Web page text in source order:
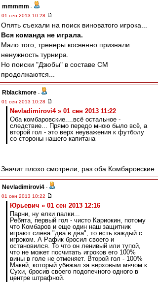
mmmmm -
01 сен 2013 10:28
Опять съехали на поиск виноватого игрока...
Вся команда не играла.
Мало того, тренеры косвенно признали
ненужность турнира.
Но поиски "Дзюбы" в составе СМ
продолжаются...
Rblackmore -
01 сен 2013 10:28
Nevladimirovi4 » 01 сен 2013 11:22
Оба комбаровские....всё остальное -
следствие... Прямо передо мною было всё, а
второй гол - это верх неуважения к футболу
со стороны нашего капитана
Значит плохо смотрели, раз оба Комбаровские
Nevladimirovi4 -
01 сен 2013 10:22
Юрьевич » 01 сен 2013 12:16
Парни, ну елки палки...
Ребята, первый гол - чисто Кариокин, потому
что Комбаров и еще один наш защитник
играют слева "два в два", то есть каждый с
игроком. А Рафик бросил своего и
остановился. То что он ленивый или тупой,
что не может посчитать игроков его 100%
вины в голе не отменяет. Второй гол - 100%
Макей, который убежал за верховым мячом к
Сухи, бросив своего подопечного одного в
центре штрафной.